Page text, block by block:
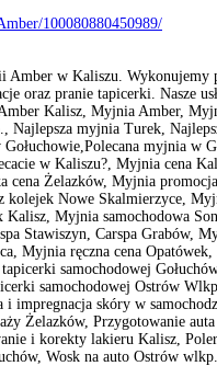
100080880450989/
w Kaliszu. Wykonujemy
oraz pranie tapicerki. Nasze
Kalisz, Myjnia Amber,
myjnia Turek,
myjnia w
w Kaliszu?, Myjnia cena
cena Żelazków, Myjnia
Nowe Skalmierzyce,
Myjnia samochodowa
Stawiszyn, Carspa Grabów,
Myjnia ręczna cena Opatówek,
samochodowej
samochodowej Ostrów
impregnacja skóry w
Żelazków, Przygotowanie auta
i korekty lakieru Kalisz,
Wosk na auto Ostrów